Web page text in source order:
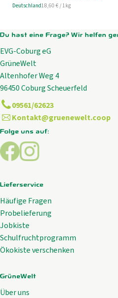
, Herkunft:
Deutschland, Referenzpreis:
18,60 € / 1kg
Du hast eine Frage? Wir helfen
EVG-Coburg eG
GrüneWelt
Altenhofer Weg 4
96450 Coburg Scheuerfeld
09561/62623
Kontakt@gruenewelt.coop
Folge uns auf:
Externer Link zu https://
Externer Link zu
Lieferservice
Häufige Fragen
Probelieferung
Jobkiste
Schulfruchtprogramm
Ökokiste verschenken
GrüneWelt
Über uns